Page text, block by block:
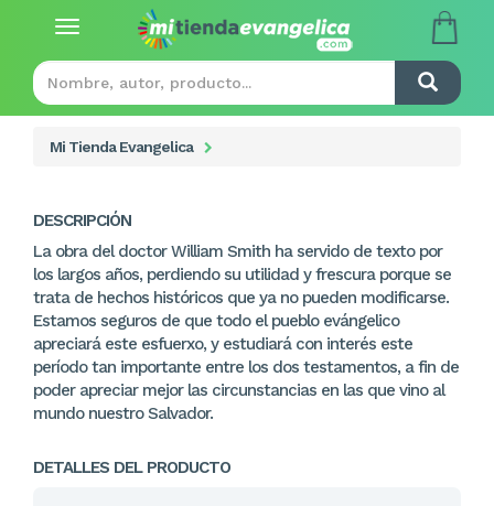
Toggle
Mi Tienda Evangelica
DESCRIPCIÓN
La obra del doctor William Smith ha servido de texto por
los largos años, perdiendo su utilidad y frescura porque se
trata de hechos históricos que ya no pueden modificarse.
Estamos seguros de que todo el pueblo evángelico
apreciará este esfuerxo, y estudiará con interés este
período tan importante entre los dos testamentos, a fin de
poder apreciar mejor las circunstancias en las que vino al
mundo nuestro Salvador.
DETALLES DEL PRODUCTO